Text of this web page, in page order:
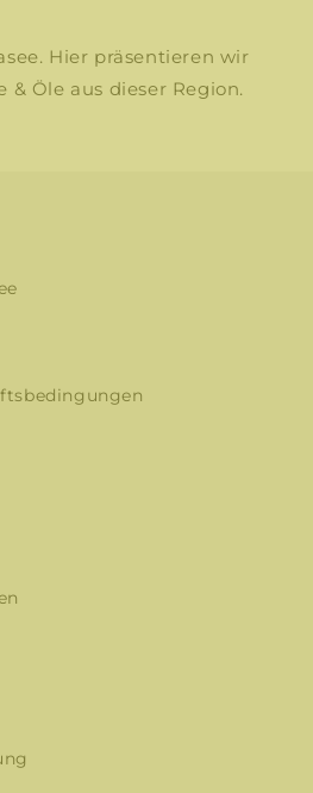
Hier präsentieren wir
Öle aus dieser Region.